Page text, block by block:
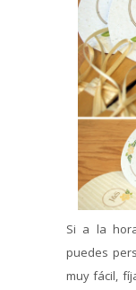
Si a la
puedes
muy fácil,